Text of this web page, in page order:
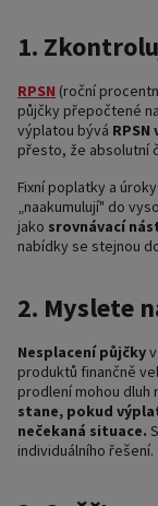
1.
RPSN (roční
půjčky přepočtené
výplatou bývá
přesto, že absolutní
Fixní poplatky a
„naakumulují" do
jako srovnávací
nabídky se stejnou
2. Myslete
Nesplacení půjčky
produktů finančně
prodlení mohou dluh
stane, pokud
nečekaná situace.
individuálního řešení.